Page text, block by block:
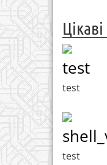
test
test
test